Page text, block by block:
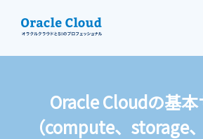
資料請求
お問い合わせ
Oracle Cloudの基
（compute、storage